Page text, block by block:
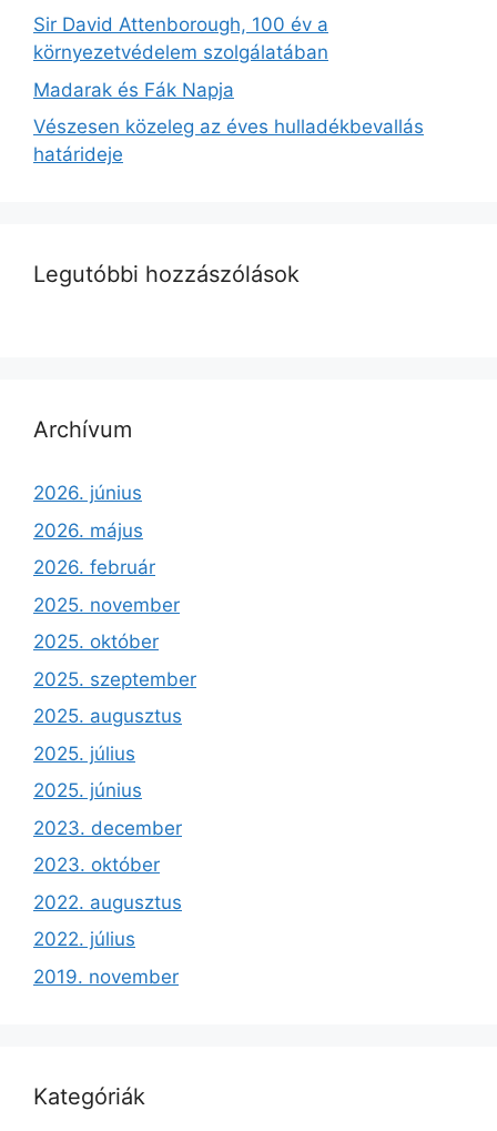
Sir David Attenborough, 100 év a
környezetvédelem szolgálatában
Madarak és Fák Napja
Vészesen közeleg az éves hulladékbevallás
határideje
Legutóbbi hozzászólások
Archívum
2026. június
2026. május
2026. február
2025. november
2025. október
2025. szeptember
2025. augusztus
2025. július
2025. június
2023. december
2023. október
2022. augusztus
2022. július
2019. november
Kategóriák